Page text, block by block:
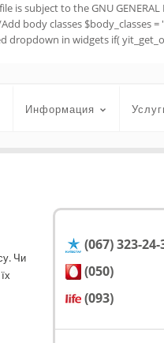
is subject to the GNU GENERAL
body classes $body_classes =
dropdown in widgets if(
Информация
Чи
(067) 323-24-
(050)
(093)